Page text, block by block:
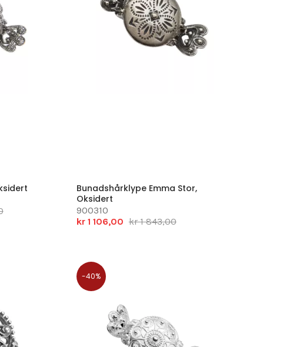
Bunadshårklype Emma Stor,
Oksidert
900310
kr 1 106,00 kr 1 843,00
-40%